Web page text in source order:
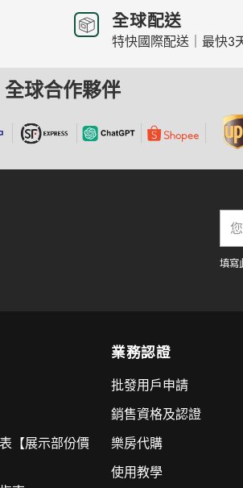
全球配送
特快國際配送｜最快3
全球合作夥伴
的
電
填寫
【展示部份價
業務認證
批發用戶申請
銷售資格及認證
樂房代購
使用教學